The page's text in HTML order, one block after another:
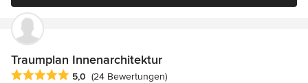
Traumplan Innenarchitektur
Durchschnittliche Bewertung: 5 von 5 Sternen
5,0 (24 Bewertungen)